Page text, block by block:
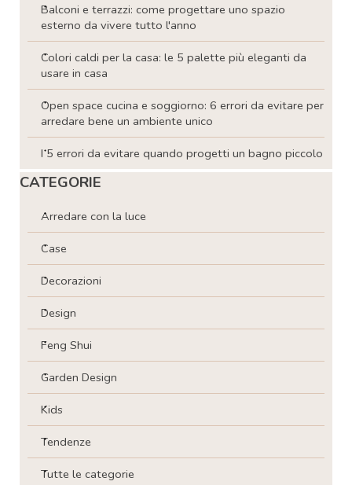
Balconi e terrazzi: come progettare uno spazio
esterno da vivere tutto l'anno
Colori caldi per la casa: le 5 palette più eleganti da
usare in casa
Open space cucina e soggiorno: 6 errori da evitare per
arredare bene un ambiente unico
I 5 errori da evitare quando progetti un bagno piccolo
Salta blocco CATEGORIE
CATEGORIE
Arredare con la luce
Case
Decorazioni
Design
Feng Shui
Garden Design
Kids
Tendenze
Tutte le categorie